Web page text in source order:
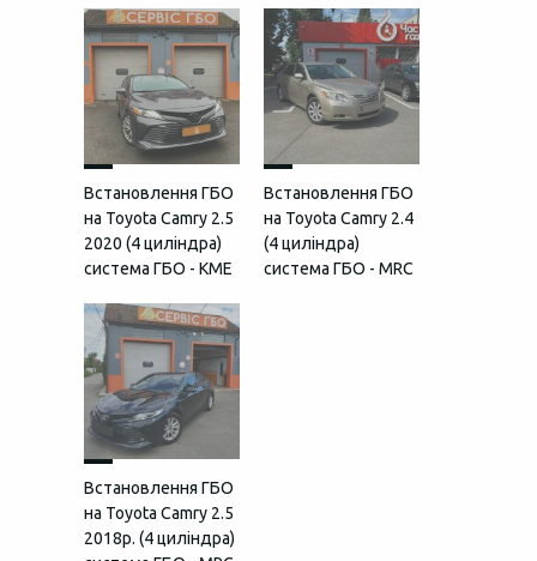
Встановлення ГБО
на Toyota Camry 2.5
2020 (4 циліндра)
система ГБО - KME
Встановлення ГБО
на Toyota Camry 2.4
(4 циліндра)
система ГБО - MRC
Встановлення ГБО
на Toyota Camry 2.5
2018р. (4 циліндра)